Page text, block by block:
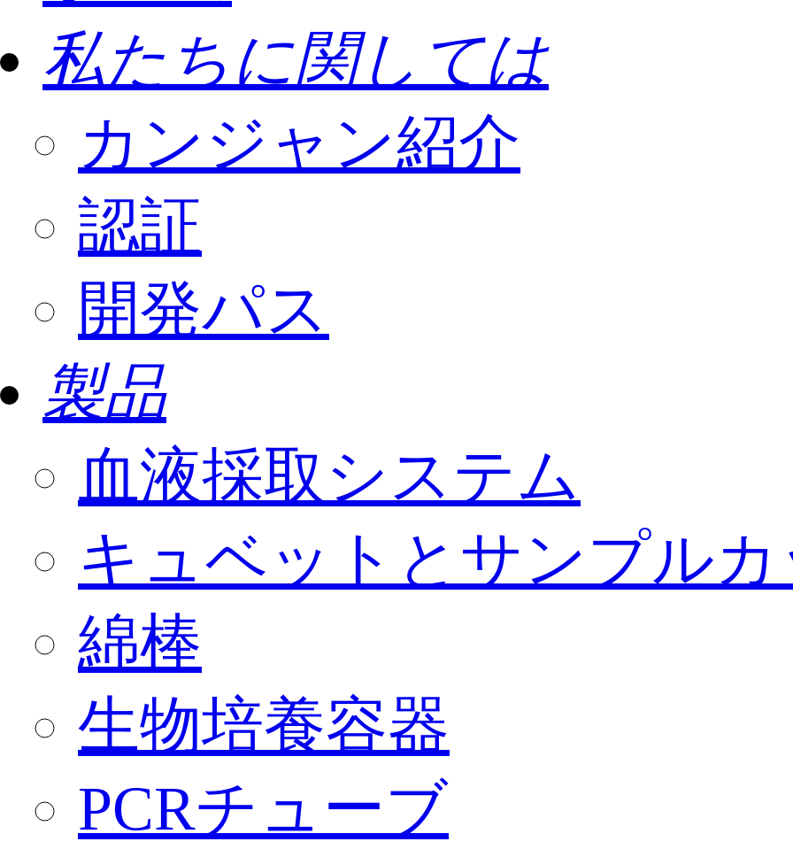
私たちに関しては
カンジャン紹介
認証
開発パス
製品
血液採取システム
キュベットとサンプル
綿棒
生物培養容器
PCRチューブ